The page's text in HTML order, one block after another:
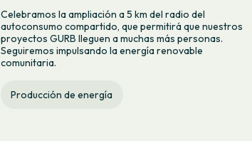
Celebramos la ampliación a 5 km del radio del
autoconsumo compartido, que permitirá que nuestros
proyectos GURB lleguen a muchas más personas.
Seguiremos impulsando la energía renovable
comunitaria.
Producción de energía